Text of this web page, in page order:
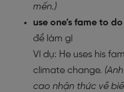
mến.)
use one’s fame to
để làm gì
Ví dụ: He uses his
climate change.
cao nhận thức về